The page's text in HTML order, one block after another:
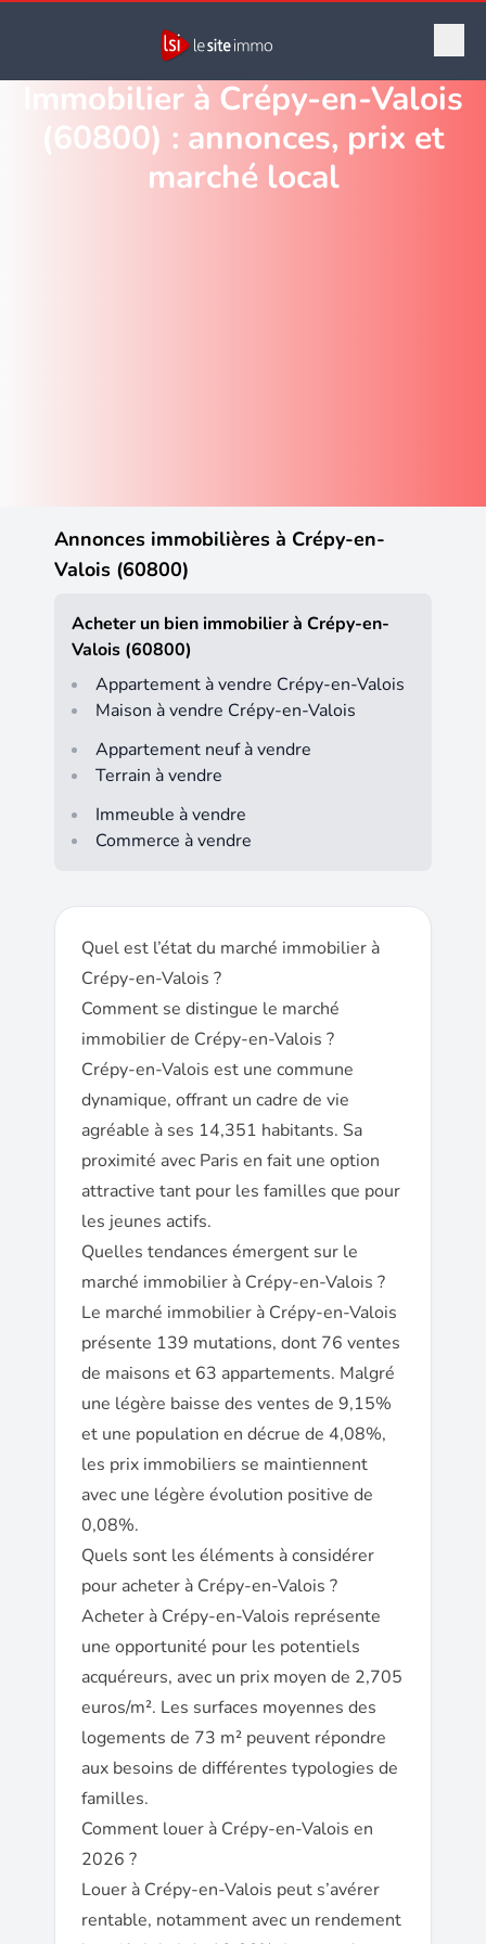
Immobilier à Crépy-en-Valois
(60800) : annonces, prix et
marché local
Annonces immobilières à Crépy-en-
Valois (60800)
Acheter un bien immobilier à Crépy-en-
Valois (60800)
Appartement à vendre Crépy-en-Valois
Maison à vendre Crépy-en-Valois
Appartement neuf à vendre
Terrain à vendre
Immeuble à vendre
Commerce à vendre
Quel est l’état du marché immobilier à
Crépy-en-Valois ?
Comment se distingue le marché
immobilier de Crépy-en-Valois ?
Crépy-en-Valois est une commune
dynamique, offrant un cadre de vie
agréable à ses 14,351 habitants. Sa
proximité avec Paris en fait une option
attractive tant pour les familles que pour
les jeunes actifs.
Quelles tendances émergent sur le
marché immobilier à Crépy-en-Valois ?
Le marché immobilier à Crépy-en-Valois
présente 139 mutations, dont 76 ventes
de maisons et 63 appartements. Malgré
une légère baisse des ventes de 9,15%
et une population en décrue de 4,08%,
les prix immobiliers se maintiennent
avec une légère évolution positive de
0,08%.
Quels sont les éléments à considérer
pour acheter à Crépy-en-Valois ?
Acheter à Crépy-en-Valois représente
une opportunité pour les potentiels
acquéreurs, avec un prix moyen de 2,705
euros/m². Les surfaces moyennes des
logements de 73 m² peuvent répondre
aux besoins de différentes typologies de
familles.
Comment louer à Crépy-en-Valois en
2026 ?
Louer à Crépy-en-Valois peut s’avérer
rentable, notamment avec un rendement